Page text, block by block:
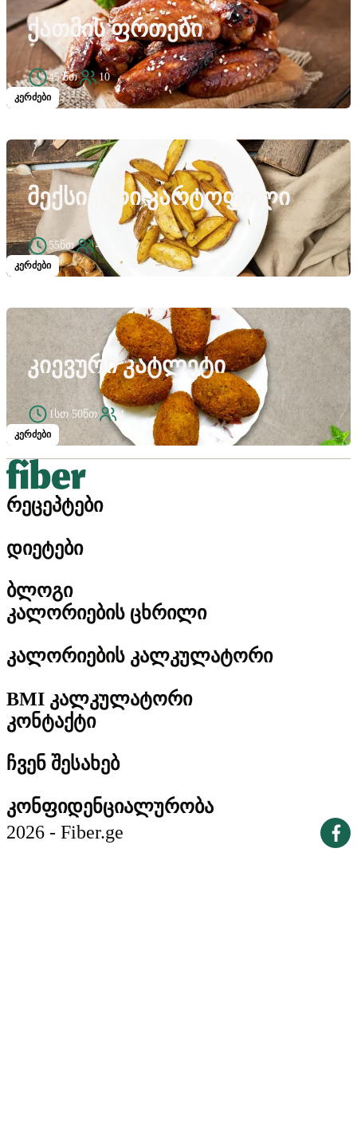
კერძები
ᲥᲐᲗᲛᲘᲡ ᲤᲠᲗᲔᲑᲘ
45 წთ 10
კერძები
ᲛᲔᲥᲡᲘᲙᲣᲠᲘ ᲙᲐᲠᲢᲝᲤᲘᲚᲘ
55წთ 4
კერძები
ᲙᲘᲔᲕᲣᲠᲘ ᲙᲐᲢᲚᲔᲢᲘ
1სთ 50წთ 4
რეცეპტები
დიეტები
ბლოგი
კალორიების ცხრილი
კალორიების კალკულატორი
BMI კალკულატორი
კონტაქტი
ჩვენ შესახებ
კონფიდენციალურობა
2026 - Fiber.ge